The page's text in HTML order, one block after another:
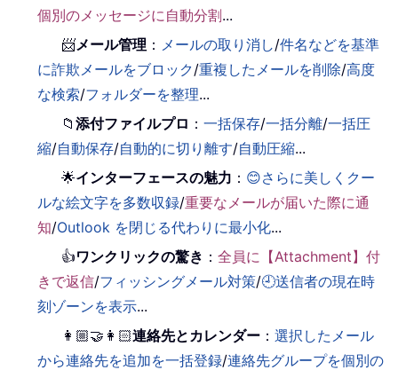
個別のメッセージに自動分割...
📨メール管理 ： メールの取り消し/件名などを基準
に詐欺メールをブロック/重複したメールを削除/高度
な検索/フォルダーを整理...
📁添付ファイルプロ ：一括保存/一括分離/一括圧
縮/自動保存/自動的に切り離す/自動圧縮...
🌟インターフェースの魅力 ： 😊さらに美しくクー
ルな絵文字を多数収録/重要なメールが届いた際に通
知/Outlook を閉じる代わりに最小化...
👍ワンクリックの驚き ：全員に【Attachment】付
きで返信/フィッシングメール対策/🕘送信者の現在時
刻ゾーンを表示...
👩🏼‍🤝‍👩🏻連絡先とカレンダー ：選択したメール
から連絡先を追加を一括登録/連絡先グループを個別の